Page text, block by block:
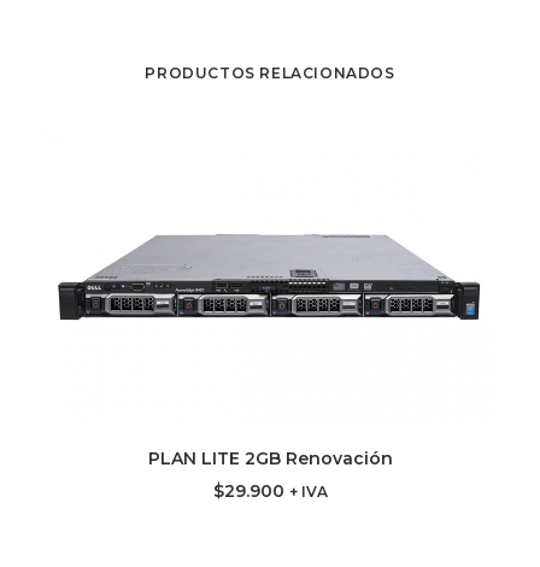
PRODUCTOS RELACIONADOS
PLAN LITE 2GB Renovación
$29.900 + IVA